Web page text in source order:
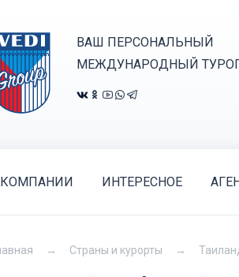
ВАШ ПЕРСОНАЛЬНЫЙ
МЕЖДУНАРОДНЫЙ
ИНТЕРЕСНОЕ
Страны и курорты